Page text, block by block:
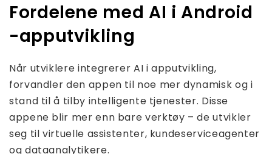
Fordelene med AI i Android
-apputvikling
Når utviklere integrerer AI i apputvikling,
forvandler den appen til noe mer dynamisk og i
stand til å tilby intelligente tjenester. Disse
appene blir mer enn bare verktøy – de utvikler
seg til virtuelle assistenter, kundeserviceagenter
og dataanalytikere.